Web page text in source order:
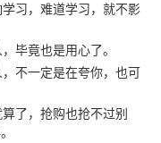
习，难道学习，就不影
毕竟也是用心了。
不一定是在夸你，也可
了，抢购也抢不过别